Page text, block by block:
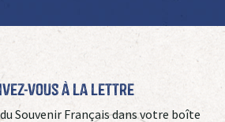
vous à La Lettre
Souvenir Français dans votre boîte